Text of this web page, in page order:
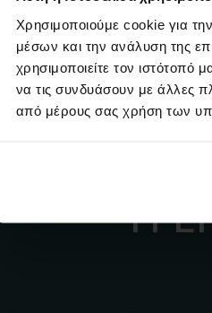
Χρησιμοποιούμε cookie για
μέσων και την ανάλυση της
χρησιμοποιείτε τον
να τις συνδυάσουν με άλλες
από μέρους σας χρήση των
Webinar FePool
Η